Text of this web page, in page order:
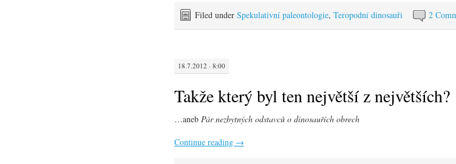
2
Filed under Spekulativní paleontologie, Teropodní dinosauři
18.7.2012 · 8:00
Takže který byl ten největší z největších?
…aneb Pár nezbytných odstavců o dinosauřích obrech
Continue reading →